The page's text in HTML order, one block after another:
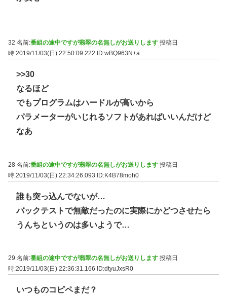
32 名前:番組の途中ですが翡翠の名無しがお送りします 投稿日
時:2019/11/03(日) 22:50:09.222
ID:wBQ963N+a
>>30
なるほど
でもプログラムはハードルが高いから
パラメーターがいじれるソフトがあればいいんだけど
なあ
28 名前:番組の途中ですが翡翠の名無しがお送りします 投稿日
時:2019/11/03(日) 22:34:26.093 ID:K4B78moh0
誰も突っ込んでないが…
バックテストで無敵だったのに実際にかどつさせたら
うんちというのは多いようで…
29 名前:番組の途中ですが翡翠の名無しがお送りします 投稿日
時:2019/11/03(日) 22:36:31.166
ID:dtyuJxsR0
いつものコピペまだ？